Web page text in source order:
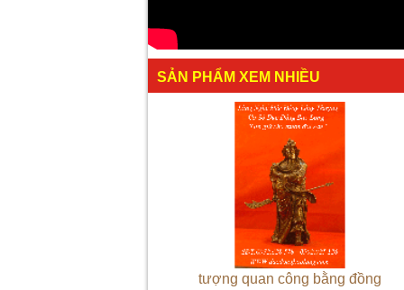
SẢN PHẨM XEM NHIỀU
tượng quan công bằng đồng